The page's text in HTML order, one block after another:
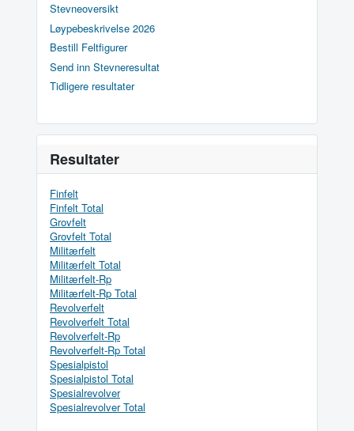
Stevneoversikt
Løypebeskrivelse 2026
Bestill Feltfigurer
Send inn Stevneresultat
Tidligere resultater
Resultater
Finfelt
Finfelt Total
Grovfelt
Grovfelt Total
Militærfelt
Militærfelt Total
Militærfelt-Rp
Militærfelt-Rp Total
Revolverfelt
Revolverfelt Total
Revolverfelt-Rp
Revolverfelt-Rp Total
Spesialpistol
Spesialpistol Total
Spesialrevolver
Spesialrevolver Total